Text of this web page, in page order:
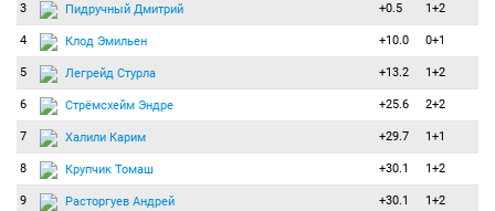
3 Пидручный Дмитрий +0.5 1+2
4 Клод Эмильен +10.0 0+1
5 Легрейд Стурла +13.2 1+2
6 Стрёмсхейм Эндре +25.6 2+2
7 Халили Карим +29.7 1+1
8 Крупчик Томаш +30.1 1+2
9 Расторгуев Андрей +30.1 1+2